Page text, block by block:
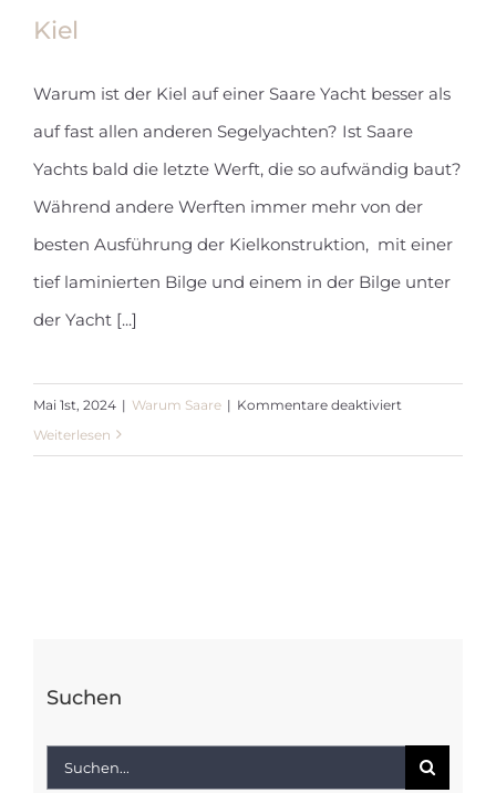
Kiel
Kiel
Warum ist der Kiel auf einer Saare Yacht besser als
auf fast allen anderen Segelyachten? Ist Saare
Yachts bald die letzte Werft, die so aufwändig baut?
Während andere Werften immer mehr von der
besten Ausführung der Kielkonstruktion, mit einer
tief laminierten Bilge und einem in der Bilge unter
der Yacht [...]
Mai 1st, 2024 | Warum Saare | Kommentare deaktiviert
Weiterlesen
Suchen
Suche